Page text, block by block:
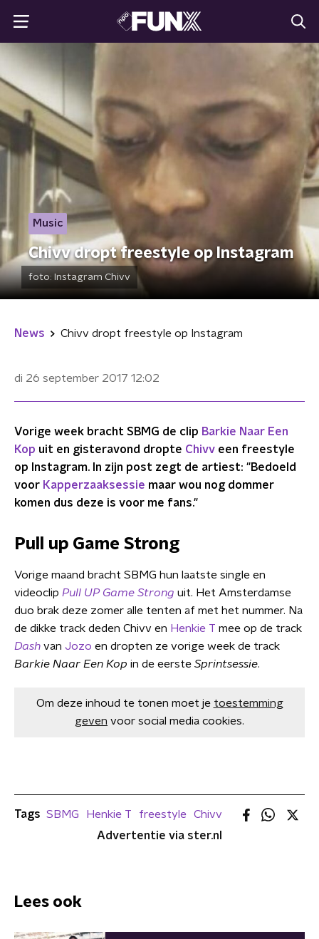
Music
Chivv dropt freestyle op Instagram
foto: Instagram Chivv
News Chivv dropt freestyle op Instagram
di 26 september 2017 12:02
Vorige week bracht SBMG de clip Barkie Naar Een
Kop uit en gisteravond dropte Chivv een freestyle
op Instagram. In zijn post zegt de artiest: "Bedoeld
voor Kapperzaaksessie maar wou nog dommer
komen dus deze is voor me fans."
Pull up Game Strong
Vorige maand bracht SBMG hun laatste single en
videoclip Pull UP Game Strong uit. Het Amsterdamse
duo brak deze zomer alle tenten af met het nummer. Na
de dikke track deden Chivv en Henkie T mee op de track
Dash van Jozo en dropten ze vorige week de track
Barkie Naar Een Kop in de eerste Sprintsessie.
Om deze inhoud te tonen moet je toestemming
geven voor social media cookies.
Tags SBMG Henkie T freestyle
Chivv
Advertentie via ster.nl
Lees ook